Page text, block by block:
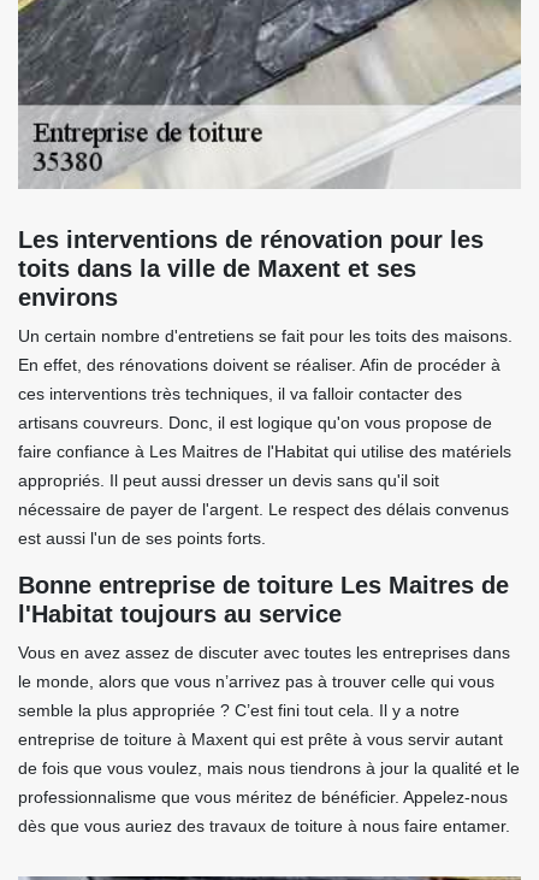
Les interventions de rénovation pour les
toits dans la ville de Maxent et ses
environs
Un certain nombre d'entretiens se fait pour les toits des maisons.
En effet, des rénovations doivent se réaliser. Afin de procéder à
ces interventions très techniques, il va falloir contacter des
artisans couvreurs. Donc, il est logique qu'on vous propose de
faire confiance à Les Maitres de l'Habitat qui utilise des matériels
appropriés. Il peut aussi dresser un devis sans qu'il soit
nécessaire de payer de l'argent. Le respect des délais convenus
est aussi l'un de ses points forts.
Bonne entreprise de toiture Les Maitres de
l'Habitat toujours au service
Vous en avez assez de discuter avec toutes les entreprises dans
le monde, alors que vous n’arrivez pas à trouver celle qui vous
semble la plus appropriée ? C’est fini tout cela. Il y a notre
entreprise de toiture à Maxent qui est prête à vous servir autant
de fois que vous voulez, mais nous tiendrons à jour la qualité et le
professionnalisme que vous méritez de bénéficier. Appelez-nous
dès que vous auriez des travaux de toiture à nous faire entamer.